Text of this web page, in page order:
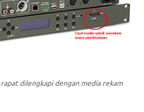
dilengkapi dengan media rekam